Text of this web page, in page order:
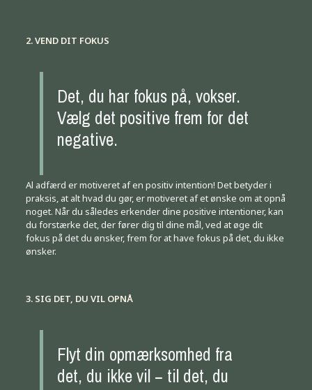
2. VEND DIT FOKUS
Det, du har fokus på, vokser.
Vælg det positive frem for det
negative.
Al adfærd er motiveret af en positiv intention! Det betyder i
praksis, at alt hvad du gør, er motiveret af et ønske om at opnå
noget. Når du således erkender dine positive intentioner, kan
du forstærke det, der fører dig til dine mål, ved at øge dit
fokus på det du ønsker, frem for at have fokus på det, du ikke
ønsker.
3. SIG DET, DU VIL OPNÅ
Flyt din opmærksomhed fra
det, du ikke vil − til det, du